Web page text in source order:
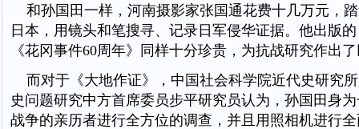
和孙国田一样，河南摄影家张国通花费十几万元，
日本，用镜头和笔搜寻、记录日军侵华证据。他出版
《花冈事件60周年》同样十分珍贵，为抗战研究作出
而对于《大地作证》，中国社会科学院近代史研究
史问题研究中方首席委员步平研究员认为，孙国田身
战争的亲历者进行全方位的调查，并且用照相机进行